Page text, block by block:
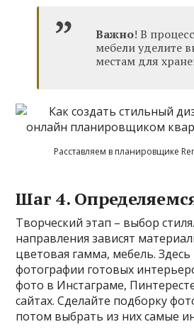
Важно! В
мебели уделите
местам для
Расставляем в планировщике
Шаг 4.
Творческий этап – выбор
направления зависят
цветовая гамма, мебель.
фотографии готовых
фото в Инстаграме,
сайтах. Сделайте подборку
потом выбрать из них самые